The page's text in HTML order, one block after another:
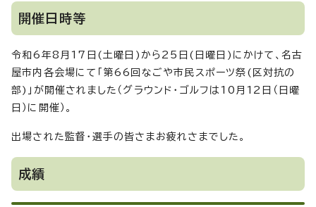
開催日時等
令和6年8月17日(土曜日)から25日(日曜日)にかけて、名古
屋市内各会場にて「第66回なごや市民スポーツ祭(区対抗の
部)」が開催されました（グラウンド・ゴルフは10月12日（日曜
日）に開催）。
出場された監督・選手の皆さまお疲れさまでした。
成績